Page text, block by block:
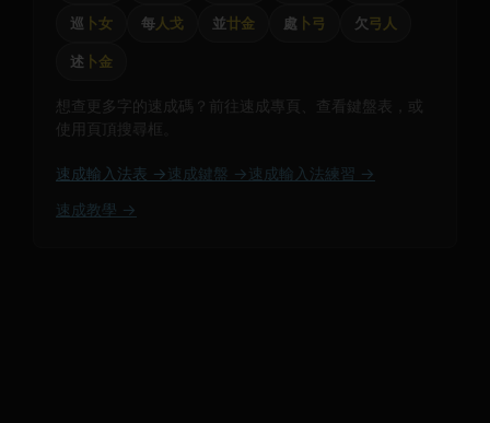
巡 卜女 每人戈 並廿金 處 卜弓 欠弓人
述 卜金
想查更多字的速成碼？前往速成專頁、查看鍵盤表，或
使用頁頂搜尋框。
速成輸入法表 → 速成鍵盤 → 速成輸入法練習 →
速成教學 →